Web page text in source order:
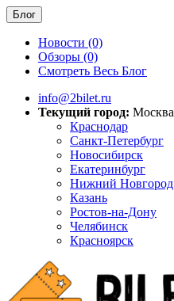
Блог
Новости (0)
Обзоры (0)
Смотреть Весь Блог
info@2bilet.ru
Текущий город: Москва
Краснодар
Санкт-Петербург
Новосибирск
Екатеринбург
Нижний Новгород
Казань
Ростов-на-Дону
Челябинск
Красноярск